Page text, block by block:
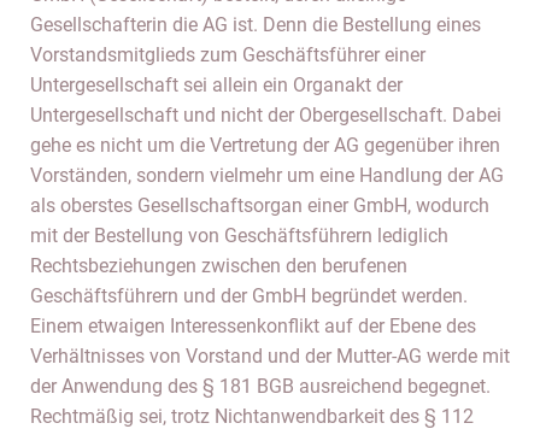
Gesellschafterin die AG ist. Denn die Bestellung eines
Vorstandsmitglieds zum Geschäftsführer einer
Untergesellschaft sei allein ein Organakt der
Untergesellschaft und nicht der Obergesellschaft. Dabei
gehe es nicht um die Vertretung der AG gegenüber ihren
Vorständen, sondern vielmehr um eine Handlung der AG
als oberstes Gesellschaftsorgan einer GmbH, wodurch
mit der Bestellung von Geschäftsführern lediglich
Rechtsbeziehungen zwischen den berufenen
Geschäftsführern und der GmbH begründet werden.
Einem etwaigen Interessenkonflikt auf der Ebene des
Verhältnisses von Vorstand und der Mutter-AG werde mit
der Anwendung des § 181 BGB ausreichend begegnet.
Rechtmäßig sei, trotz Nichtanwendbarkeit des § 112